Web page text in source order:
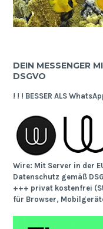
DEIN MESSENGER
SGVO
! ! ! BESSER ALS
Wire: Mit Server in der
Datenschutz gemäß
+++ privat kostenfrei
für Browser,